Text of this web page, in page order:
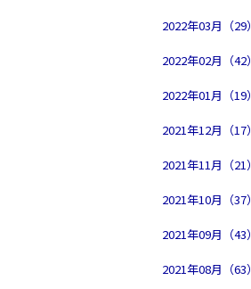
2022年03月（29）
2022年02月（42）
2022年01月（19）
2021年12月（17）
2021年11月（21）
2021年10月（37）
2021年09月（43）
2021年08月（63）